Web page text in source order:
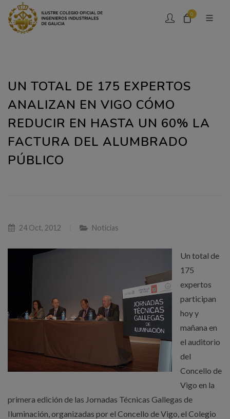
0
UN TOTAL DE 175 EXPERTOS
ANALIZAN EN VIGO CÓMO
REDUCIR EN HASTA UN 60% LA
FACTURA DEL ALUMBRADO
PÚBLICO
24 Oct, 2012 Noticias
Un total de
175
expertos
participan
hoy y
mañana en
el auditorio
del
Concello de
Vigo en la
primera edición de las Jornadas Técnicas Gallegas de
Iluminación, organizadas por el Concello de Vigo, el Colegio